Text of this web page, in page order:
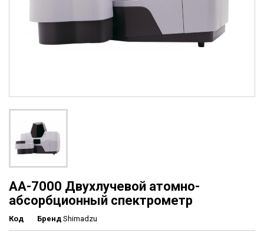
АА-7000 Двухлучевой атомно-
абсорбционный спектрометр
Код Бренд Shimadzu